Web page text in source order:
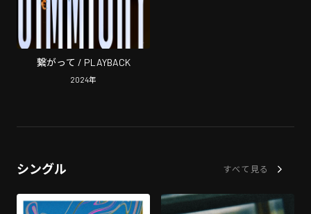
繋がって / PLAYBACK
2024年
シングル すべて見る